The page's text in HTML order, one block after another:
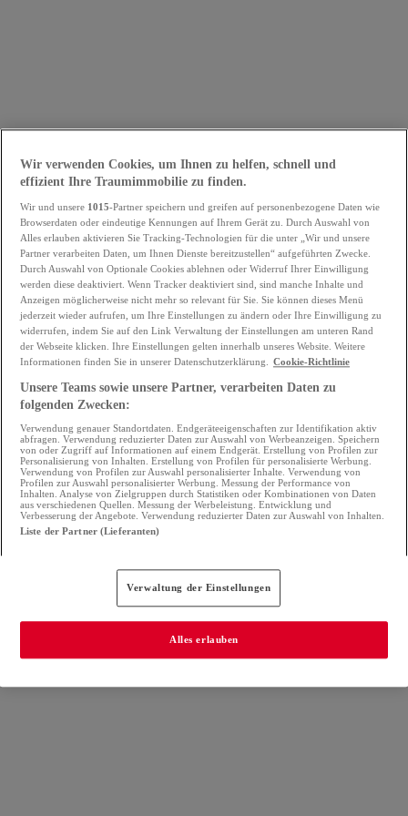
Wir verwenden Cookies, um Ihnen zu helfen, schnell und
effizient Ihre Traumimmobilie zu finden.
Wir und unsere 1015-Partner speichern und greifen auf personenbezogene Daten wie
Browserdaten oder eindeutige Kennungen auf Ihrem Gerät zu. Durch Auswahl von
Alles erlauben aktivieren Sie Tracking-Technologien für die unter „Wir und unsere
Partner verarbeiten Daten, um Ihnen Dienste bereitzustellen“ aufgeführten Zwecke.
Durch Auswahl von Optionale Cookies ablehnen oder Widerruf Ihrer Einwilligung
werden diese deaktiviert. Wenn Tracker deaktiviert sind, sind manche Inhalte und
Anzeigen möglicherweise nicht mehr so relevant für Sie. Sie können dieses Menü
jederzeit wieder aufrufen, um Ihre Einstellungen zu ändern oder Ihre Einwilligung zu
widerrufen, indem Sie auf den Link Verwaltung der Einstellungen am unteren Rand
der Webseite klicken. Ihre Einstellungen gelten innerhalb unseres Website. Weitere
Informationen finden Sie in unserer Datenschutzerklärung.
Cookie-Richtlinie
Unsere Teams sowie unsere Partner, verarbeiten Daten zu
folgenden Zwecken:
Verwendung genauer Standortdaten. Endgeräteeigenschaften zur Identifikation aktiv
abfragen. Verwendung reduzierter Daten zur Auswahl von Werbeanzeigen. Speichern
von oder Zugriff auf Informationen auf einem Endgerät. Erstellung von Profilen zur
Personalisierung von Inhalten. Erstellung von Profilen für personalisierte Werbung.
Verwendung von Profilen zur Auswahl personalisierter Inhalte. Verwendung von
Profilen zur Auswahl personalisierter Werbung. Messung der Performance von
Inhalten. Analyse von Zielgruppen durch Statistiken oder Kombinationen von Daten
aus verschiedenen Quellen. Messung der Werbeleistung. Entwicklung und
Verbesserung der Angebote. Verwendung reduzierter Daten zur Auswahl von Inhalten.
Liste der Partner (Lieferanten)
Verwaltung der Einstellungen
Alles erlauben